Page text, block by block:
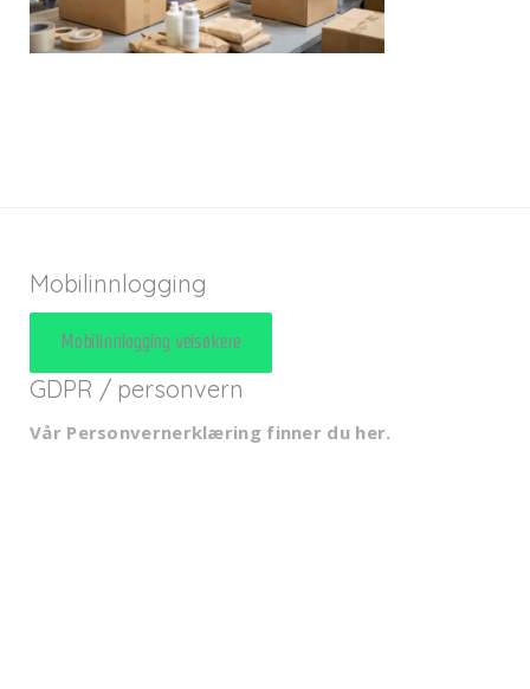
Mobilinnlogging
Mobilinnlogging veisøkere
GDPR / personvern
Vår Personvernerklæring finner du her.